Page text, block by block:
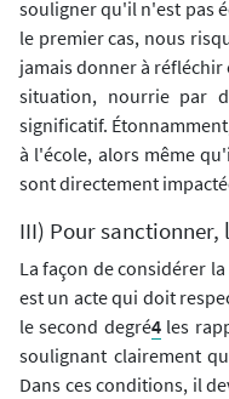
souligner qu'il n'est pas
le premier cas, nous
jamais donner à réfléchir
situation, nourrie par
significatif.
à l'école, alors même
sont directement
III) Pour
La façon de considérer
est un acte qui doit
le second degré4les
soulignant clairement
Dans ces conditions, il